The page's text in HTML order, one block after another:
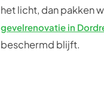
het licht, dan pakken
gevelrenovatie in
beschermd blijft.